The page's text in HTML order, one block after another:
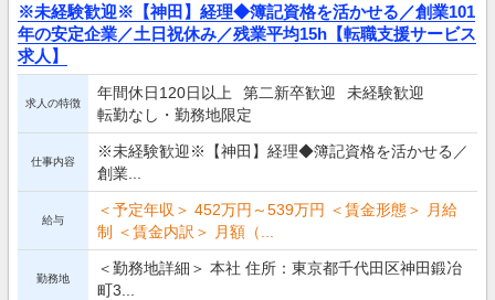
※未経験歓迎※【神田】経理◆簿記資格を活かせる／創業101
年の安定企業／土日祝休み／残業平均15h【転職支援サービス
求人】
求人の特徴
年間休日120日以上 第二新卒歓迎
未経験歓迎
転勤なし・勤務地限定
仕事内容
※未経験歓迎※【神田】経理◆簿記資格を活かせる／
創業...
給与
＜予定年収＞ 452万円～539万円 ＜賃金形態＞ 月給
制 ＜賃金内訳＞ 月額（...
勤務地
＜勤務地詳細＞ 本社 住所：東京都千代田区神田鍛冶
町3...